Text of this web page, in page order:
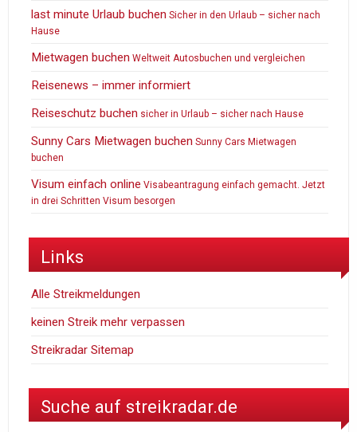
last minute Urlaub buchen Sicher in den Urlaub – sicher nach
Hause
Mietwagen buchen Weltweit Autosbuchen und vergleichen
Reisenews – immer informiert
Reiseschutz buchen sicher in Urlaub – sicher nach Hause
Sunny Cars Mietwagen buchen Sunny Cars Mietwagen
buchen
Visum einfach online Visabeantragung einfach gemacht. Jetzt
in drei Schritten Visum besorgen
Links
Alle Streikmeldungen
keinen Streik mehr verpassen
Streikradar Sitemap
Suche auf streikradar.de